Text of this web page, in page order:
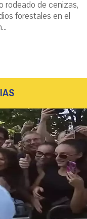
rodeado de cenizas,
forestales en el